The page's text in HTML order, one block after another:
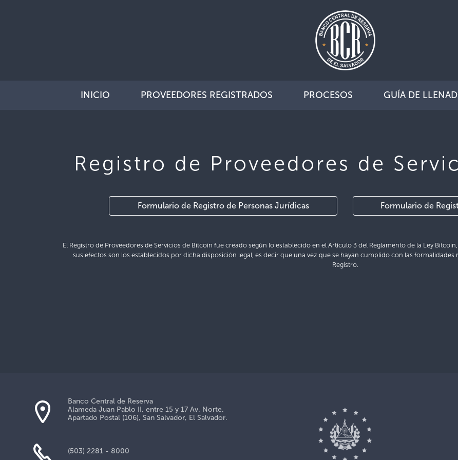
INICIO PROVEEDORES REGISTRADOS PROCESOS GUÍA DE
Registro de Proveedores de
Formulario de Registro de Personas Jurídicas Formulario de
El Registro de Proveedores de Servicios de Bitcoin fue creado según lo establecido en el Artículo 3 del Reglamento de la Ley
sus efectos son los establecidos por dicha disposición legal, es decir que una vez que se hayan cumplido con las
Registro.
Banco Central de Reserva
Alameda Juan Pablo II, entre 15 y 17 Av. Norte.
Apartado Postal (106), San Salvador, El Salvador.
(503) 2281 - 8000